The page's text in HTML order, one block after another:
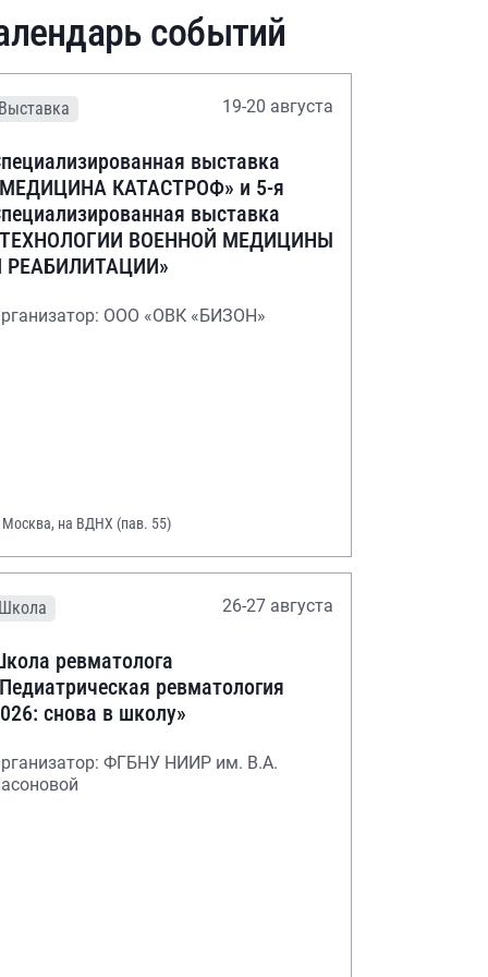
событий
Выставка 19-20 августа
выставка
КАТАСТРОФ» и 5-я
выставка
ВОЕННОЙ МЕДИЦИНЫ
РЕАБИЛИТАЦИИ»
ООО «ОВК «БИЗОН»
Москва, на ВДНХ (пав. 55)
Школа 26-27 августа
ревматолога
ревматология
снова в школу»
ФГБНУ НИИР им. В.А.